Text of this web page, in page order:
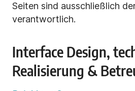
Seiten sind ausschließlich
verantwortlich.
Interface Design,
Realisierung &